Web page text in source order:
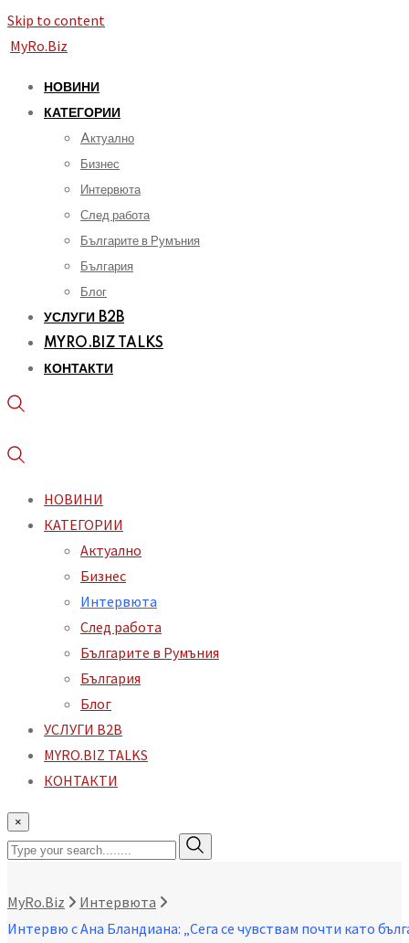
Skip to content
MyRo.Biz
НОВИНИ
КАТЕГОРИИ
Aктуално
Бизнес
Интервюта
След работа
Българите в Румъния
България
Блог
УСЛУГИ B2B
MYRO.BIZ TALKS
КОНТАКТИ
НОВИНИ
КАТЕГОРИИ
Aктуално
Бизнес
Интервюта
След работа
Българите в Румъния
България
Блог
УСЛУГИ B2B
MYRO.BIZ TALKS
КОНТАКТИ
×
MyRo.Biz Интервюта